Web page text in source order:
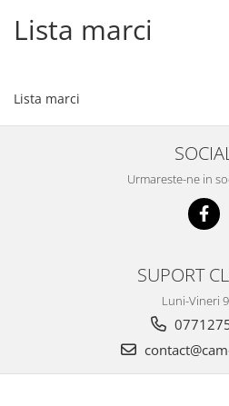
Lista marci
Lista marci
Urmareste-ne in
SUPORT
Luni-Vineri